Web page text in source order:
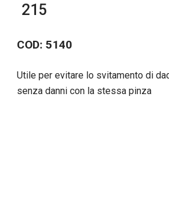
215
COD: 5140
Utile per evitare lo svitamento di
senza danni con la stessa pinza